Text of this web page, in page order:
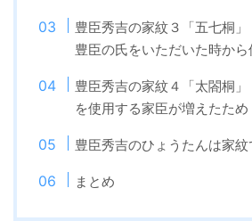
豊臣秀吉の家紋３「五七桐
豊臣の氏をいただいた時から
豊臣秀吉の家紋４「太閤桐
を使用する家臣が増えたため
豊臣秀吉のひょうたんは家
まとめ